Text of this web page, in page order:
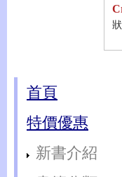
首頁
特價優惠
新書介紹